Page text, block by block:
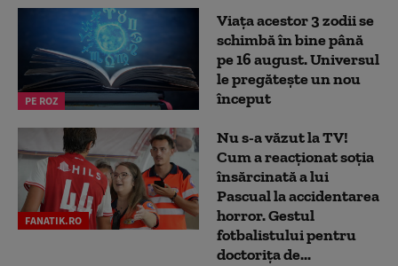
PE ROZ
Viața acestor 3 zodii se
schimbă în bine până
pe 16 august. Universul
le pregătește un nou
început
FANATIK.RO
Nu s-a văzut la TV!
Cum a reacţionat soţia
însărcinată a lui
Pascual la accidentarea
horror. Gestul
fotbalistului pentru
doctoriţa de...